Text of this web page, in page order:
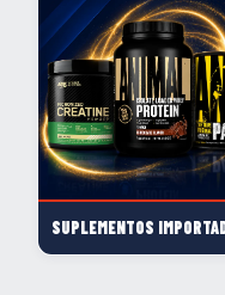
SUPLEMENTOS